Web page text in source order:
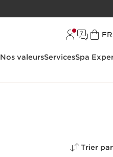
FR
Nos valeursServicesSpa
Trier par